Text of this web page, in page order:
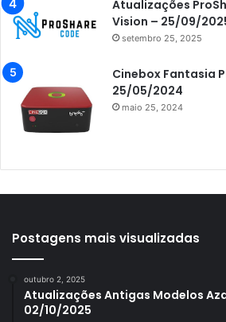
Azamerica i7 IPTV
Azamerica King
Azamerica King GX
Azamerica King IPTV
Azamerica Mobi
Azamerica S1005
Azamerica S1006
Atualizações
Vision – 25/09/
setembro 25, 2025
Cinebox Fantasia
25/05/2024
maio 25, 2024
Postagens mais visualizadas
outubro 2, 2025
Atualizações Antigas Modelos
02/10/2025